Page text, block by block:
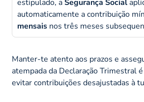
estipulado, aSegurança Social
automaticamente a contribuição
mensais nos três meses
Manter-te atento aos prazos e
atempada da Declaração Trimestral
evitar contribuições desajustadas à